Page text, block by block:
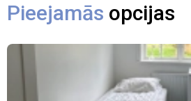
Pieejamās opcijas